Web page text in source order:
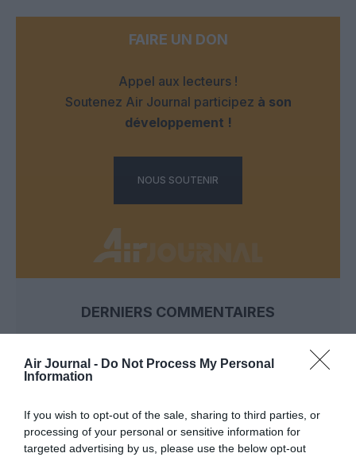
Air Journal - Do Not Process My Personal
Information
If you wish to opt-out of the sale, sharing to third parties, or
processing of your personal or sensitive information for
targeted advertising by us, please use the below opt-out
FAIRE UN DON
Appel aux lecteurs !
Soutenez Air Journal participez à son
développement !
NOUS SOUTENIR
DERNIERS COMMENTAIRES
Djma commenté l'article :
de Boeing 777-9 déjà construits